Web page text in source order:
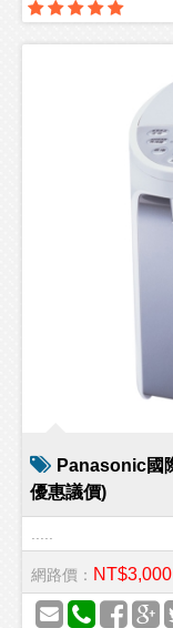
Panasonic國
優惠議價)
網路價： NT$3,000